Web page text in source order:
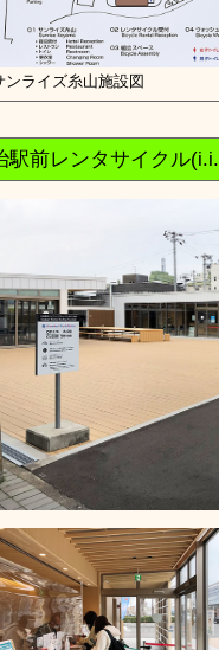
ンライズ糸山施設図
駅前レンタサイクル